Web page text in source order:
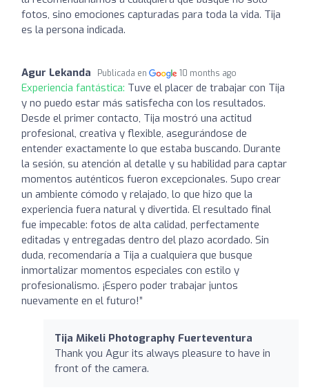
fotos, sino emociones capturadas para toda la vida. Tija
es la persona indicada.
Agur Lekanda Publicada en 10 months ago
Experiencia fantástica: Tuve el placer de trabajar con Tija
y no puedo estar más satisfecha con los resultados.
Desde el primer contacto, Tija mostró una actitud
profesional, creativa y flexible, asegurándose de
entender exactamente lo que estaba buscando. Durante
la sesión, su atención al detalle y su habilidad para captar
momentos auténticos fueron excepcionales. Supo crear
un ambiente cómodo y relajado, lo que hizo que la
experiencia fuera natural y divertida. El resultado final
fue impecable: fotos de alta calidad, perfectamente
editadas y entregadas dentro del plazo acordado. Sin
duda, recomendaría a Tija a cualquiera que busque
inmortalizar momentos especiales con estilo y
profesionalismo. ¡Espero poder trabajar juntos
nuevamente en el futuro!”
Tija Mikeli Photography Fuerteventura
Thank you Agur its always pleasure to have in
front of the camera.